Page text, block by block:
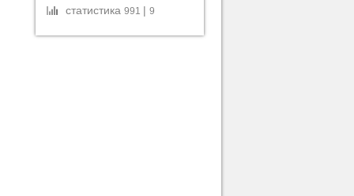
статистика 991 | 9